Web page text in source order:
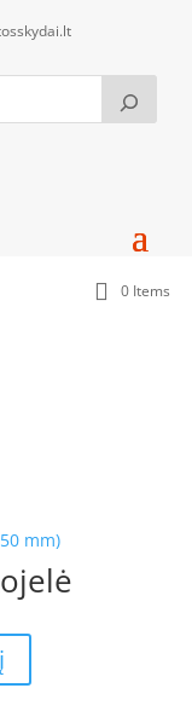
0 Items